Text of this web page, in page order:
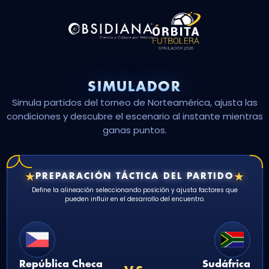
SIMULADOR
Simula partidos del torneo de Norteamérica, ajusta las
condiciones y descubre el escenario al instante mientras
ganas puntos.
★PREPARACIÓN TÁCTICA DEL PARTIDO★
Define la alineación seleccionando posición y ajusta factores que
pueden influir en el desarrollo del encuentro.
República Checa Sudáfrica